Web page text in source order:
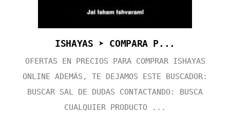
ISHAYAS ➤ COMPARA P...
OFERTAS EN PRECIOS PARA COMPRAR ISHAYAS
ONLINE ADEMÁS, TE DEJAMOS ESTE BUSCADOR:
BUSCAR SAL DE DUDAS CONTACTANDO: BUSCA
CUALQUIER PRODUCTO ...